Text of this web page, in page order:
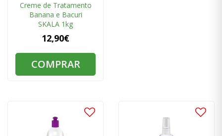
Creme de Tratamento
Banana e Bacuri
SKALA 1kg
12,90€
COMPRAR